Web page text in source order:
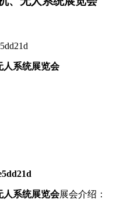
人系统展览会
人系统展览会展会介绍：